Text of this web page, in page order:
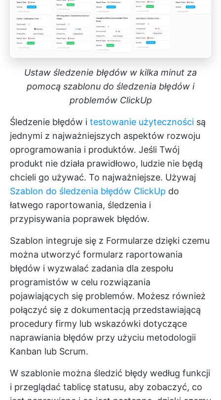
Ustaw śledzenie błędów w kilka minut za
pomocą szablonu do śledzenia błędów i
problemów ClickUp
Śledzenie błędów i testowanie użyteczności są
jednymi z najważniejszych aspektów rozwoju
oprogramowania i produktów. Jeśli Twój
produkt nie działa prawidłowo, ludzie nie będą
chcieli go używać. To najważniejsze. Używaj
Szablon do śledzenia błędów ClickUp do
łatwego raportowania, śledzenia i
przypisywania poprawek błędów.
Szablon integruje się z Formularze dzięki czemu
można utworzyć formularz raportowania
błędów i wyzwalać zadania dla zespołu
programistów w celu rozwiązania
pojawiających się problemów. Możesz również
połączyć się z dokumentacją przedstawiającą
procedury firmy lub wskazówki dotyczące
naprawiania błędów przy użyciu metodologii
Kanban lub Scrum.
W szablonie można śledzić błędy według funkcji
i przeglądać tablicę statusu, aby zobaczyć, co